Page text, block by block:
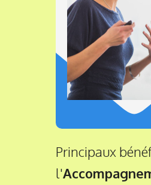
Principaux
l'